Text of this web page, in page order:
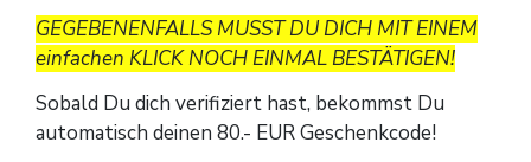
GEGEBENENFALLS MUSST DU DICH MIT EINEM
einfachen KLICK NOCH EINMAL BESTÄTIGEN!
Sobald Du dich verifiziert hast, bekommst Du
automatisch deinen 80.- EUR Geschenkcode!